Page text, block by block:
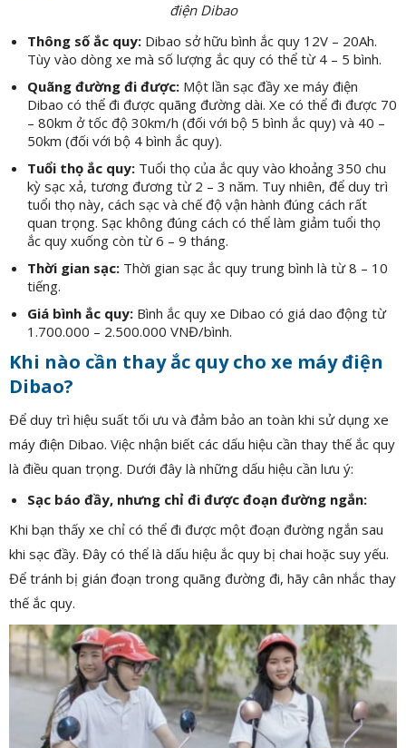
điện Dibao
Thông số ắc quy: Dibao sở hữu bình ắc quy 12V – 20Ah.
Tùy vào dòng xe mà số lượng ắc quy có thể từ 4 – 5 bình.
Quãng đường đi được: Một lần sạc đầy xe máy điện
Dibao có thể đi được quãng đường dài. Xe có thể đi được 70
– 80km ở tốc độ 30km/h (đối với bộ 5 bình ắc quy) và 40 –
50km (đối với bộ 4 bình ắc quy).
Tuổi thọ ắc quy: Tuổi thọ của ắc quy vào khoảng 350 chu
kỳ sạc xả, tương đương từ 2 – 3 năm. Tuy nhiên, để duy trì
tuổi thọ này, cách sạc và chế độ vận hành đúng cách rất
quan trọng. Sạc không đúng cách có thể làm giảm tuổi thọ
ắc quy xuống còn từ 6 – 9 tháng.
Thời gian sạc: Thời gian sạc ắc quy trung bình là từ 8 – 10
tiếng.
Giá bình ắc quy: Bình ắc quy xe Dibao có giá dao động từ
1.700.000 – 2.500.000 VNĐ/bình.
Khi nào cần thay ắc quy cho xe máy điện
Dibao?
Để duy trì hiệu suất tối ưu và đảm bảo an toàn khi sử dụng xe
máy điện Dibao. Việc nhận biết các dấu hiệu cần thay thế ắc quy
là điều quan trọng. Dưới đây là những dấu hiệu cần lưu ý:
Sạc báo đầy, nhưng chỉ đi được đoạn đường ngắn:
Khi bạn thấy xe chỉ có thể đi được một đoạn đường ngắn sau
khi sạc đầy. Đây có thể là dấu hiệu ắc quy bị chai hoặc suy yếu.
Để tránh bị gián đoạn trong quãng đường đi, hãy cân nhắc thay
thế ắc quy.